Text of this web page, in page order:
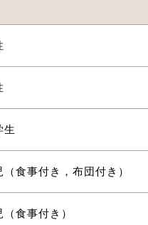
生
（食事付き，布団付き）
（食事付き）